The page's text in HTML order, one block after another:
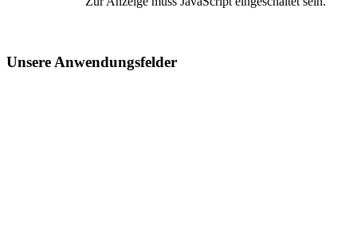
Unsere Anwendungsfelder